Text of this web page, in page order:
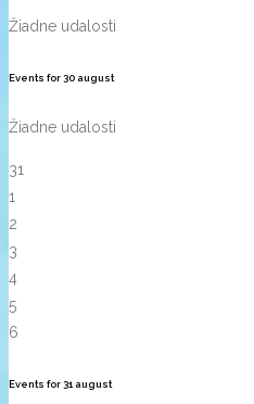
Žiadne udalosti
Events for30 august
Žiadne udalosti
31
1
2
3
4
5
6
Events for31august